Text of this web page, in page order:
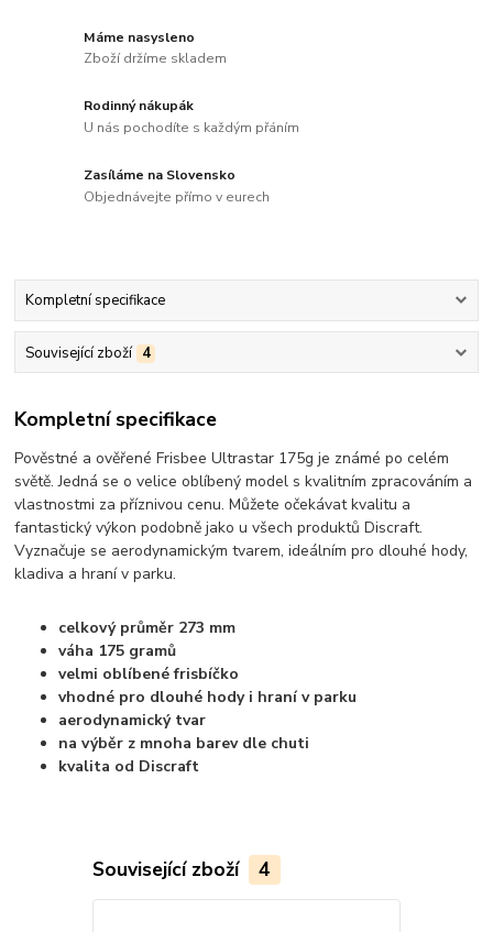
Máme nasysleno
Zboží držíme skladem
Rodinný nákupák
U nás pochodíte s každým přáním
Zasíláme na Slovensko
Objednávejte přímo v eurech
Kompletní specifikace
Související zboží 4
Kompletní specifikace
Pověstné a ověřené Frisbee Ultrastar 175g je známé po celém
světě. Jedná se o velice oblíbený model s kvalitním zpracováním a
vlastnostmi za příznivou cenu. Můžete očekávat kvalitu a
fantastický výkon podobně jako u všech produktů Discraft.
Vyznačuje se aerodynamickým tvarem, ideálním pro dlouhé hody,
kladiva a hraní v parku.
celkový průměr 273 mm
váha 175 gramů
velmi oblíbené frisbíčko
vhodné pro dlouhé hody i hraní v parku
aerodynamický tvar
na výběr z mnoha barev dle chuti
kvalita od Discraft
Související zboží 4